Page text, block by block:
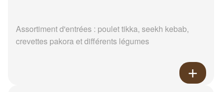
Assortiment d'entrées : poulet tikka, seekh kebab,
crevettes pakora et différents légumes